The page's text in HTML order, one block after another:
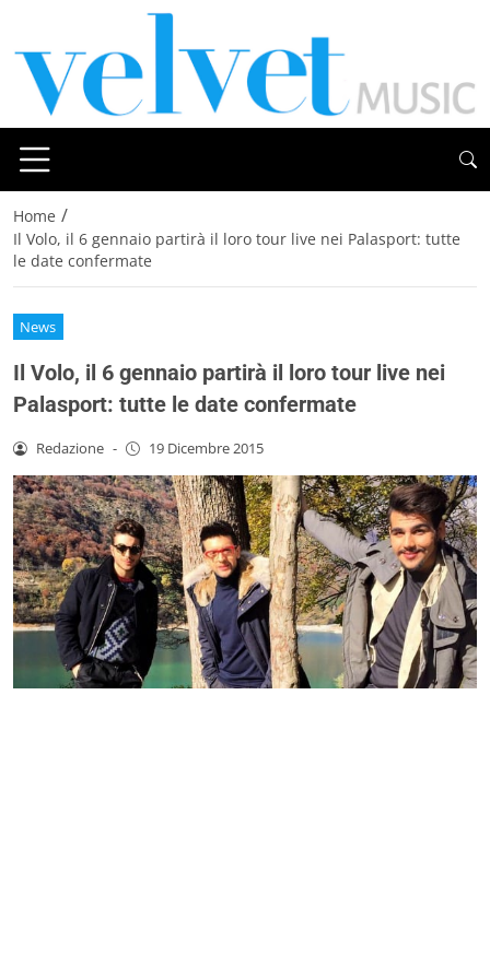
Home /
Il Volo, il 6 gennaio partirà il loro tour live nei Palasport: tutte
le date confermate
News
Il Volo, il 6 gennaio partirà il loro tour live nei
Palasport: tutte le date confermate
Redazione - 19 Dicembre 2015